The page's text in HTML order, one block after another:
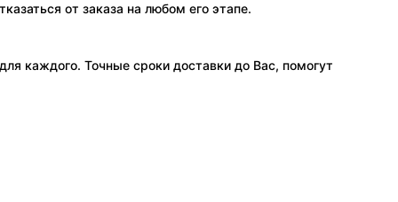
от заказа на любом его этапе.
каждого. Точные сроки доставки до Вас, помогут